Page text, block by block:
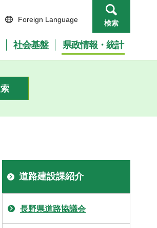
Foreign Language 検索
社会基盤 県政情報・統計
道路建設課紹介
長野県道路協議会